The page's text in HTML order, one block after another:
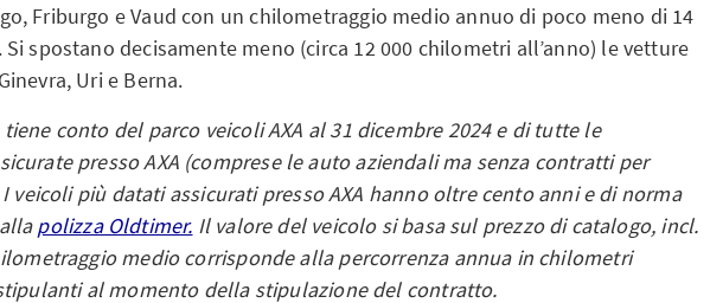
Friburgo e Vaud con un chilometraggio medio annuo di poco meno di 14
spostano decisamente meno (circa 12 000 chilometri all’anno) le vetture
Uri e Berna.
conto del parco veicoli AXA al 31 dicembre 2024 e di tutte le
presso AXA (comprese le auto aziendali ma senza contratti per
veicoli più datati assicurati presso AXA hanno oltre cento anni e di norma
polizza Oldtimer. Il valore del veicolo si basa sul prezzo di catalogo, incl.
medio corrisponde alla percorrenza annua in chilometri
al momento della stipulazione del contratto.